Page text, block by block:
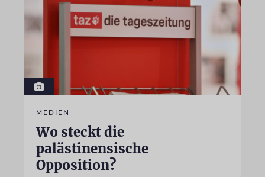
MEDIEN
Wo steckt die
palästinensische
Opposition?